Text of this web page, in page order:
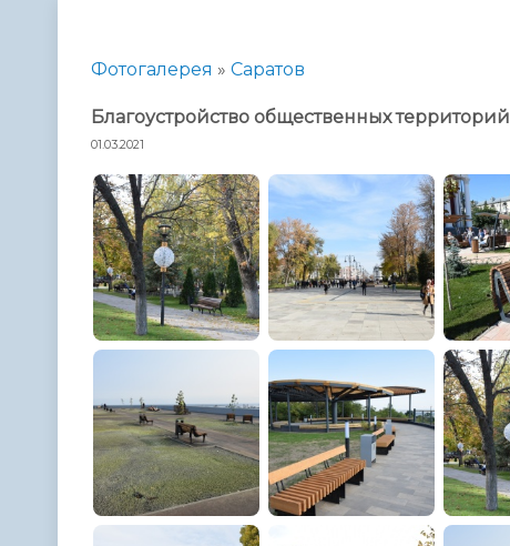
Фотогалерея » Саратов
Благоустройство общественных территорий
01.03.2021